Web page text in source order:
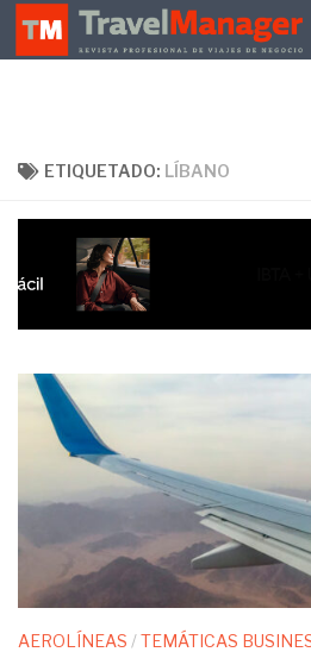
Debajo del contenido
ETIQUETADO: LÍBANO
AEROLÍNEAS /TEMÁTICAS